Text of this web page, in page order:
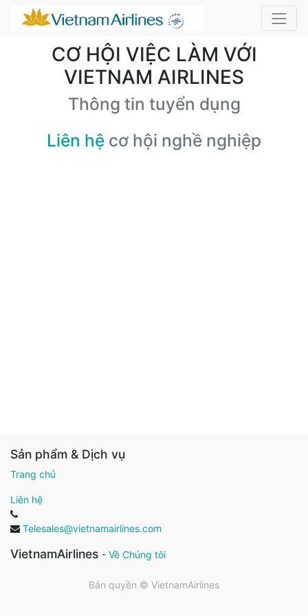
CƠ HỘI VIỆC LÀM VỚI
VIETNAM AIRLINES
Thông tin tuyển dụng
Liên hệ cơ hội nghề nghiệp
Sản phẩm & Dịch vụ
Trang chủ
Liên hệ
Telesales@vietnamairlines.com
VietnamAirlines - Về Chúng tôi
Bản quyền © VietnamAirlines